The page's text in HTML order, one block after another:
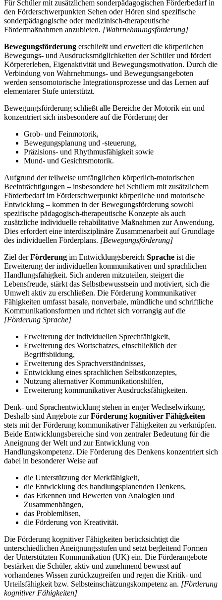
Für Schüler mit zusätzlichem sonderpädagogischen Förderbedarf in
den Förderschwerpunkten Sehen oder Hören sind spezifische
sonderpädagogische oder medizinisch-therapeutische
Fördermaßnahmen anzubieten. [Wahrnehmungsförderung]
Bewegungsförderung erschließt und erweitert die körperlichen
Bewegungs- und Ausdrucksmöglichkeiten der Schüler und fördert
Körpererleben, Eigenaktivität und Bewegungsmotivation. Durch die
Verbindung von Wahrnehmungs- und Bewegungsangeboten
werden sensomotorische Integrationsprozesse und das Lernen auf
elementarer Stufe unterstützt.
Bewegungsförderung schließt alle Bereiche der Motorik ein und
konzentriert sich insbesondere auf die Förderung der
Grob- und Feinmotorik,
Bewegungsplanung und -steuerung,
Präzisions- und Rhythmusfähigkeit sowie
Mund- und Gesichtsmotorik.
Aufgrund der teilweise umfänglichen körperlich-motorischen
Beeinträchtigungen – insbesondere bei Schülern mit zusätzlichem
Förderbedarf im Förderschwerpunkt körperliche und motorische
Entwicklung – kommen in der Bewegungsförderung sowohl
spezifische pädagogisch-therapeutische Konzepte als auch
zusätzliche individuelle rehabilitative Maßnahmen zur Anwendung.
Dies erfordert eine interdisziplinäre Zusammenarbeit auf Grundlage
des individuellen Förderplans. [Bewegungsförderung]
Ziel derFörderung im Entwicklungsbereich Sprache ist die
Erweiterung der individuellen kommunikativen und sprachlichen
Handlungsfähigkeit. Sich anderen mitzuteilen, steigert die
Lebensfreude, stärkt das Selbstbewusstsein und motiviert, sich die
Umwelt aktiv zu erschließen. Die Förderung kommunikativer
Fähigkeiten umfasst basale, nonverbale, mündliche und schriftliche
Kommunikationsformen und richtet sich vorrangig auf die
[Förderung Sprache]
Erweiterung der individuellen Sprechfähigkeit,
Erweiterung des Wortschatzes, einschließlich der
Begriffsbildung,
Erweiterung des Sprachverständnisses,
Entwicklung eines sprachlichen Selbstkonzeptes,
Nutzung alternativer Kommunikationshilfen,
Erweiterung kommunikativer Ausdrucksfähigkeiten.
Denk- und Sprachentwicklung stehen in enger Wechselwirkung.
Deshalb sind Angebote zurFörderung kognitiver Fähigkeiten
stets mit der Förderung kommunikativer Fähigkeiten zu verknüpfen.
Beide Entwicklungsbereiche sind von zentraler Bedeutung für die
Aneignung der Welt und zur Entwicklung von
Handlungskompetenz. Die Förderung des Denkens konzentriert sich
dabei in besonderer Weise auf
die Unterstützung der Merkfähigkeit,
die Entwicklung des handlungsplanenden Denkens,
das Erkennen und Bewerten von Analogien und
Zusammenhängen,
das Problemlösen,
die Förderung von Kreativität.
Die Förderung kognitiver Fähigkeiten berücksichtigt die
unterschiedlichen Aneignungsstufen und setzt begleitend Formen
der Unterstützten Kommunikation (UK) ein. Die Förderangebote
bestärken die Schüler, aktiv und zunehmend bewusst auf
vorhandenes Wissen zurückzugreifen und regen die Kritik- und
Urteilsfähigkeit bzw. Selbsteinschätzungskompetenz an. [Förderung
kognitiver Fähigkeiten]